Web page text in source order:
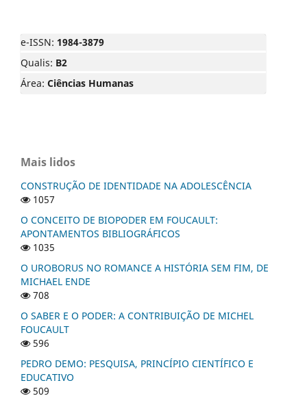
e-ISSN: 1984-3879
Qualis: B2
Área: Ciências Humanas
Mais lidos
CONSTRUÇÃO DE IDENTIDADE NA ADOLESCÊNCIA
1057
O CONCEITO DE BIOPODER EM FOUCAULT:
APONTAMENTOS BIBLIOGRÁFICOS
1035
O UROBORUS NO ROMANCE A HISTÓRIA SEM FIM, DE
MICHAEL ENDE
708
O SABER E O PODER: A CONTRIBUIÇÃO DE MICHEL
FOUCAULT
596
PEDRO DEMO: PESQUISA, PRINCÍPIO CIENTÍFICO E
EDUCATIVO
509